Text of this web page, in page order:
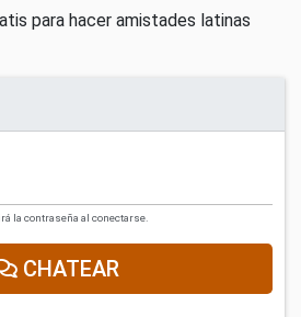
para hacer amistades latinas
la contraseña al conectarse.
CHATEAR